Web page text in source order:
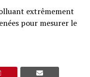
extrêmement
pour mesurer le